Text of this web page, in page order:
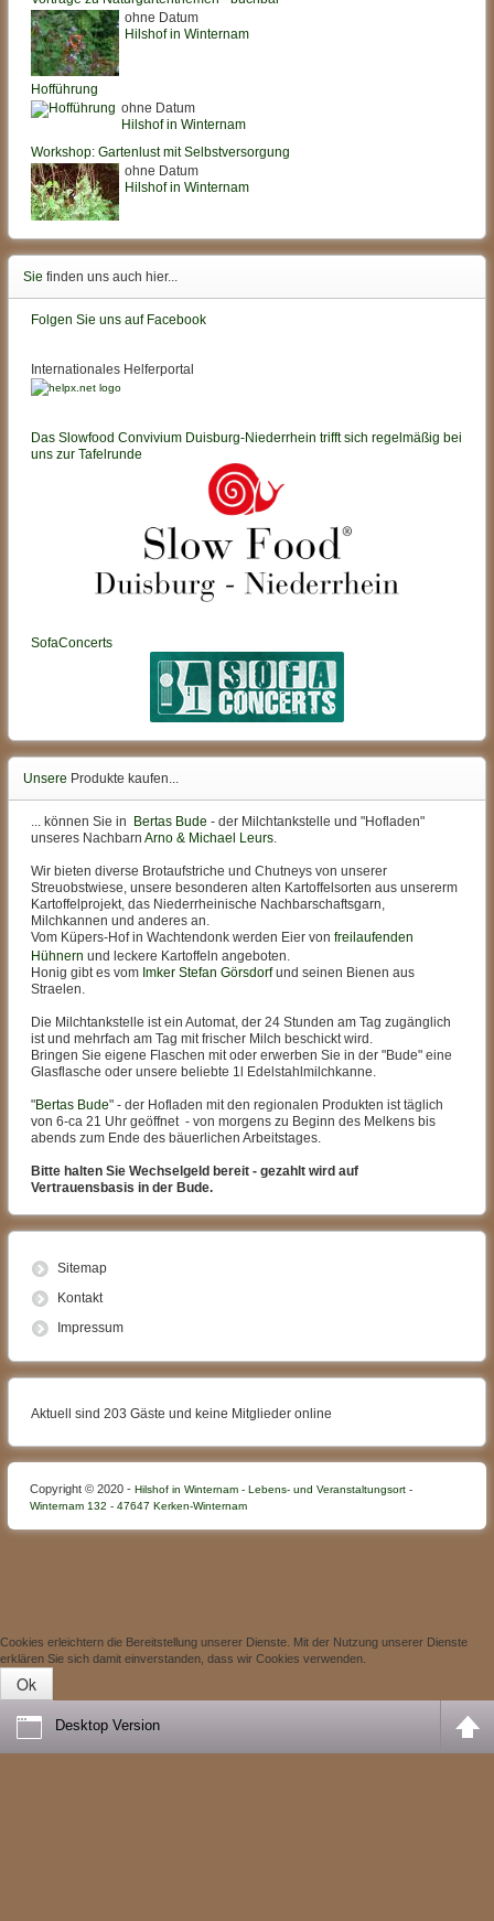
ohne Datum
Hilshof in Winternam
Hofführung
ohne Datum
Hilshof in Winternam
Workshop: Gartenlust mit Selbstversorgung
ohne Datum
Hilshof in Winternam
Sie finden uns auch hier...
Folgen Sie uns auf Facebook
Internationales Helferportal
Das Slowfood Convivium Duisburg-Niederrhein trifft sich regelmäßig bei
uns zur Tafelrunde
SofaConcerts
Unsere Produkte kaufen...
... können Sie in Bertas Bude - der Milchtankstelle und "Hofladen"
unseres Nachbarn Arno & Michael Leurs.
Wir bieten diverse Brotaufstriche und Chutneys von unserer
Streuobstwiese, unsere besonderen alten Kartoffelsorten aus unsererm
Kartoffelprojekt, das Niederrheinische Nachbarschaftsgarn,
Milchkannen und anderes an.
Vom Küpers-Hof in Wachtendonk werden Eier von freilaufenden
Hühnern und leckere Kartoffeln angeboten.
Honig gibt es vom Imker Stefan Görsdorfund seinen Bienen aus
Straelen.
Die Milchtankstelle ist ein Automat, der 24 Stunden am Tag zugänglich
ist und mehrfach am Tag mit frischer Milch beschickt wird.
Bringen Sie eigene Flaschen mit oder erwerben Sie in der "Bude" eine
Glasflasche oder unsere beliebte 1l Edelstahlmilchkanne.
"Bertas Bude" - der Hofladen mit den regionalen Produkten ist täglich
von 6-ca 21 Uhr geöffnet - von morgens zu Beginn des Melkens bis
abends zum Ende des bäuerlichen Arbeitstages.
Bitte halten Sie Wechselgeld bereit - gezahlt wird auf
Vertrauensbasis in der Bude.
Sitemap
Kontakt
Impressum
Aktuell sind 203 Gäste und keine Mitglieder online
Copyright © 2020 - Hilshof in Winternam - Lebens- und Veranstaltungsort -
Winternam 132 - 47647 Kerken-Winternam
Desktop Version
Cookies erleichtern die Bereitstellung unserer Dienste. Mit der Nutzung unserer Dienste
erklären Sie sich damit einverstanden, dass wir Cookies verwenden.
Ok